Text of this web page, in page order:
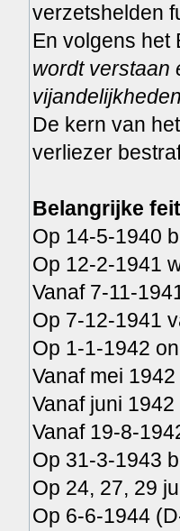
verzetshelden
En volgens
wordt verstaan
De kern van
verliezer
Belangrijke
Op 14-5-1940
Op 12-2-1941
Vanaf 7-11-
Op 7-12-1941
Op 1-1-1942
Vanaf mei
Vanaf juni
Vanaf 19-8-
Op 31-3-1943
Op 24, 27, 29
Op 6-6-1944